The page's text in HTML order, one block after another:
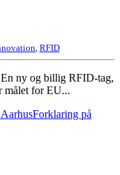
RFID
ny og billig RFID-tag,
målet for EU...
Forklaring på